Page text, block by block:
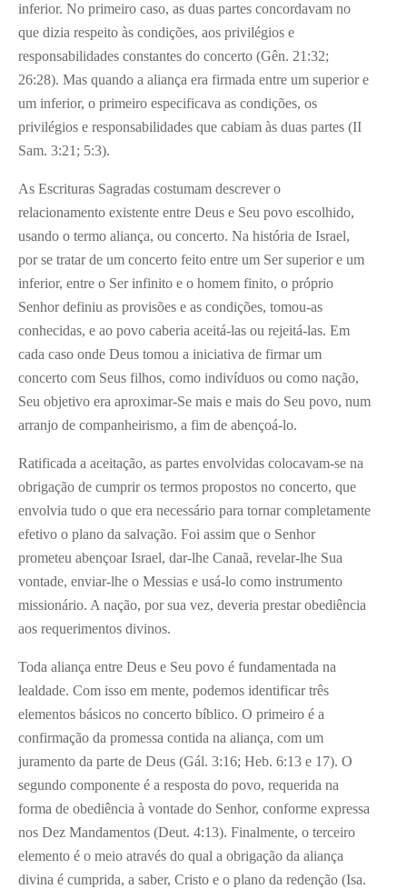
inferior. No primeiro caso, as duas partes concordavam no
que dizia respeito às condições, aos privilégios e
responsabilidades constantes do concerto (Gên. 21:32;
26:28). Mas quando a aliança era firmada entre um superior e
um inferior, o primeiro especificava as condições, os
privilégios e responsabilidades que cabiam às duas partes (II
Sam. 3:21; 5:3).
As Escrituras Sagradas costumam descrever o
relacionamento existente entre Deus e Seu povo escolhido,
usando o termo aliança, ou concerto. Na história de Israel,
por se tratar de um concerto feito entre um Ser superior e um
inferior, entre o Ser infinito e o homem finito, o próprio
Senhor definiu as provisões e as condições, tomou-as
conhecidas, e ao povo caberia aceitá-las ou rejeitá-las. Em
cada caso onde Deus tomou a iniciativa de firmar um
concerto com Seus filhos, como indivíduos ou como nação,
Seu objetivo era aproximar-Se mais e mais do Seu povo, num
arranjo de companheirismo, a fim de abençoá-lo.
Ratificada a aceitação, as partes envolvidas colocavam-se na
obrigação de cumprir os termos propostos no concerto, que
envolvia tudo o que era necessário para tornar completamente
efetivo o plano da salvação. Foi assim que o Senhor
prometeu abençoar Israel, dar-lhe Canaã, revelar-lhe Sua
vontade, enviar-lhe o Messias e usá-lo como instrumento
missionário. A nação, por sua vez, deveria prestar obediência
aos requerimentos divinos.
Toda aliança entre Deus e Seu povo é fundamentada na
lealdade. Com isso em mente, podemos identificar três
elementos básicos no concerto bíblico. O primeiro é a
confirmação da promessa contida na aliança, com um
juramento da parte de Deus (Gál. 3:16; Heb. 6:13 e 17). O
segundo componente é a resposta do povo, requerida na
forma de obediência à vontade do Senhor, conforme expressa
nos Dez Mandamentos (Deut. 4:13). Finalmente, o terceiro
elemento é o meio através do qual a obrigação da aliança
divina é cumprida, a saber, Cristo e o plano da redenção (Isa.